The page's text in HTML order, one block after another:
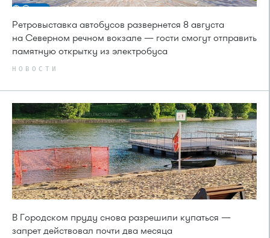
Ретровыставка автобусов развернется 8 августа
на Северном речном вокзале — гости смогут отправить
памятную открытку из электробуса
НОВОСТИ
В Городском пруду снова разрешили купаться —
запрет действовал почти два месяца